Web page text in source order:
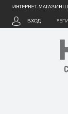
ИНТЕРНЕТ-МАГАЗИН
ВХОД